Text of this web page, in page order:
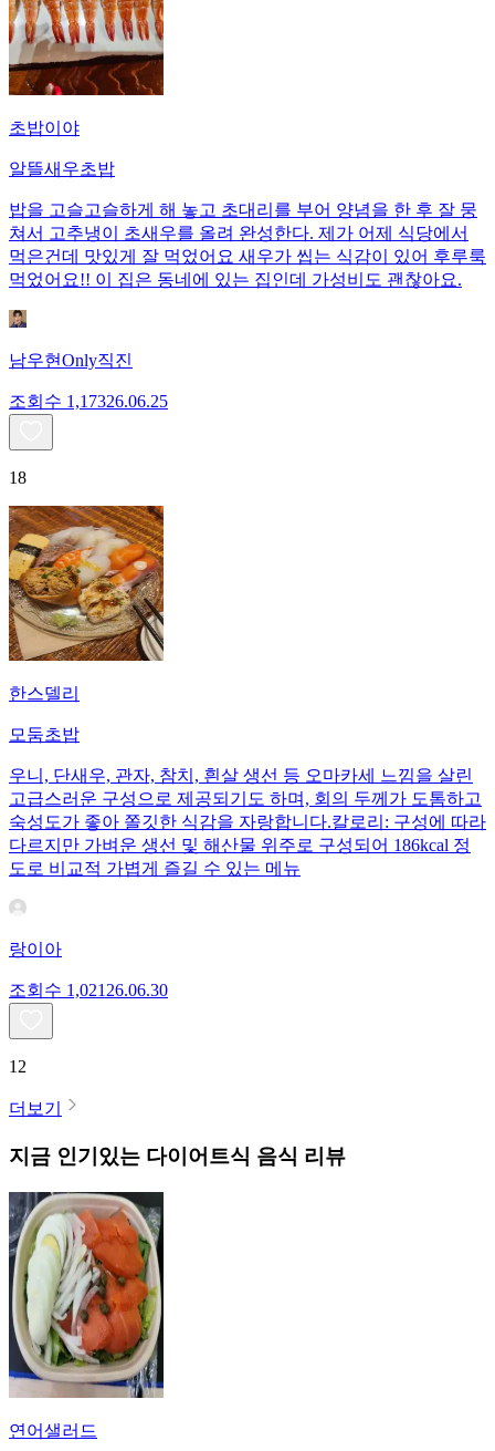
초밥이야
알뜰새우초밥
밥을 고슬고슬하게 해 놓고 초대리를 부어 양념을 한 후 잘 뭉
쳐서 고추냉이 초새우를 올려 완성한다. 제가 어제 식당에서
먹은건데 맛있게 잘 먹었어요 새우가 씹는 식감이 있어 후루룩
먹었어요!! 이 집은 동네에 있는 집인데 가성비도 괜찮아요.
남우현Only직진
조회수 1,17326.06.25
18
한스델리
모둠초밥
우니, 단새우, 관자, 참치, 흰살 생선 등 오마카세 느낌을 살린
고급스러운 구성으로 제공되기도 하며, 회의 두께가 도톰하고
숙성도가 좋아 쫄깃한 식감을 자랑합니다.칼로리: 구성에 따라
다르지만 가벼운 생선 및 해산물 위주로 구성되어 186kcal 정
도로 비교적 가볍게 즐길 수 있는 메뉴
랑이아
조회수 1,021 26.06.30
12
더보기
지금 인기있는 다이어트식 음식 리뷰
연어샐러드